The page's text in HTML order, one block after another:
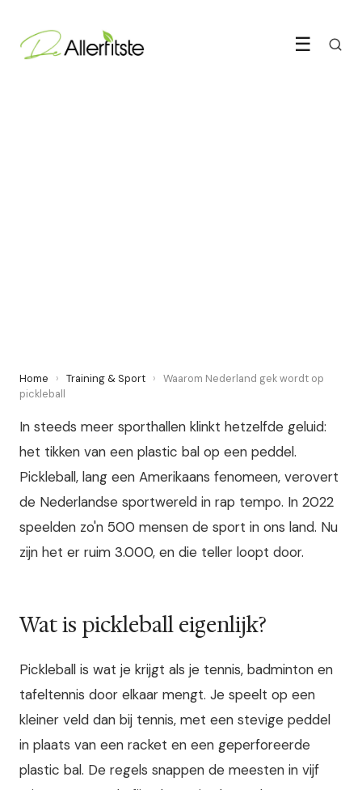
☰
Home › Training & Sport › Waarom Nederland gek wordt op
pickleball
In steeds meer sporthallen klinkt hetzelfde geluid:
het tikken van een plastic bal op een peddel.
Pickleball, lang een Amerikaans fenomeen, verovert
de Nederlandse sportwereld in rap tempo. In 2022
speelden zo'n 500 mensen de sport in ons land. Nu
zijn het er ruim 3.000, en die teller loopt door.
Wat is pickleball eigenlijk?
Pickleball is wat je krijgt als je tennis, badminton en
tafeltennis door elkaar mengt. Je speelt op een
kleiner veld dan bij tennis, met een stevige peddel
in plaats van een racket en een geperforeerde
plastic bal. De regels snappen de meesten in vijf